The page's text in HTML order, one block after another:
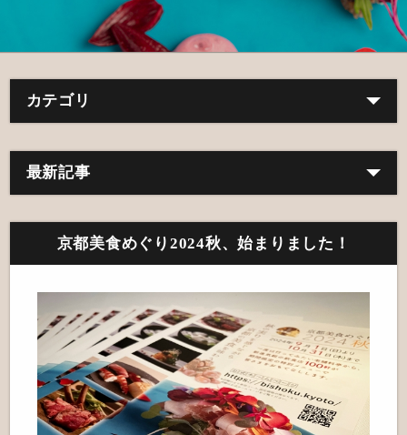
カテゴリ
最新記事
京都美食めぐり2024秋、始まりました！